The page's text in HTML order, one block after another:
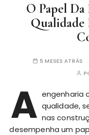
O Papel
Qualidade
5 MESES ATRÁS
A engenharia
qualidade,
nas
desempenha um